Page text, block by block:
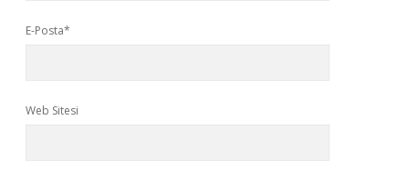
E-Posta*
Web Sitesi